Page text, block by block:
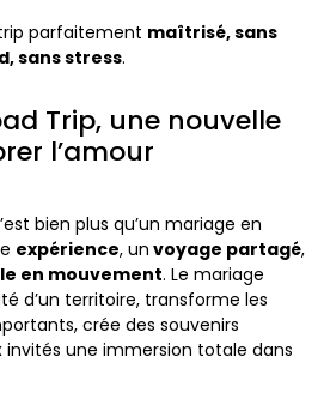
parfaitement maîtrisé, sans
sans stress.
Trip, une nouvelle
l’amour
bien plus qu’un mariage en
expérience, un voyage partagé,
en mouvement. Le mariage
d’un territoire, transforme les
crée des souvenirs
une immersion totale dans